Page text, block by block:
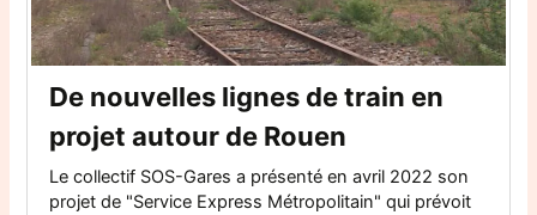
De nouvelles lignes de train en
projet autour de Rouen
Le collectif SOS-Gares a présenté en avril 2022 son
projet de "Service Express Métropolitain" qui prévoit